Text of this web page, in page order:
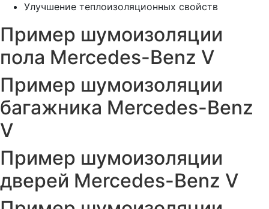
Улучшение теплоизоляционных свойств
Пример шумоизоляции
пола Mercedes-Benz V
Пример шумоизоляции
багажника Mercedes-Benz
V
Пример шумоизоляции
дверей Mercedes-Benz V